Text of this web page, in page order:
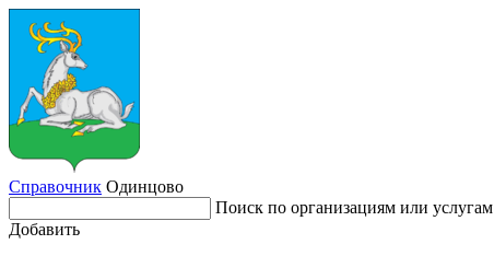
Справочник Одинцово
Поиск по организациям или услугам
Добавить